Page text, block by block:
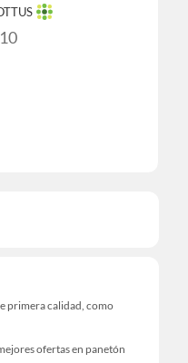
primera calidad, como
ofertas en panetón